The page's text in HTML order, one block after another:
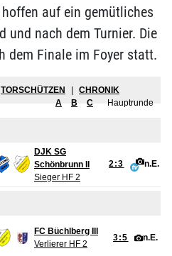
auf ein gemütliches
und nach dem Turnier. Die
dem Finale im Foyer statt.
TORSCHÜTZEN
CHRONIK
A
B C Hauptrunde
DJK SG
Schönbrunn II
Sieger HF 2
2:3 n.E.
FC Büchlberg III
Verlierer HF 2
3:5 n.E.